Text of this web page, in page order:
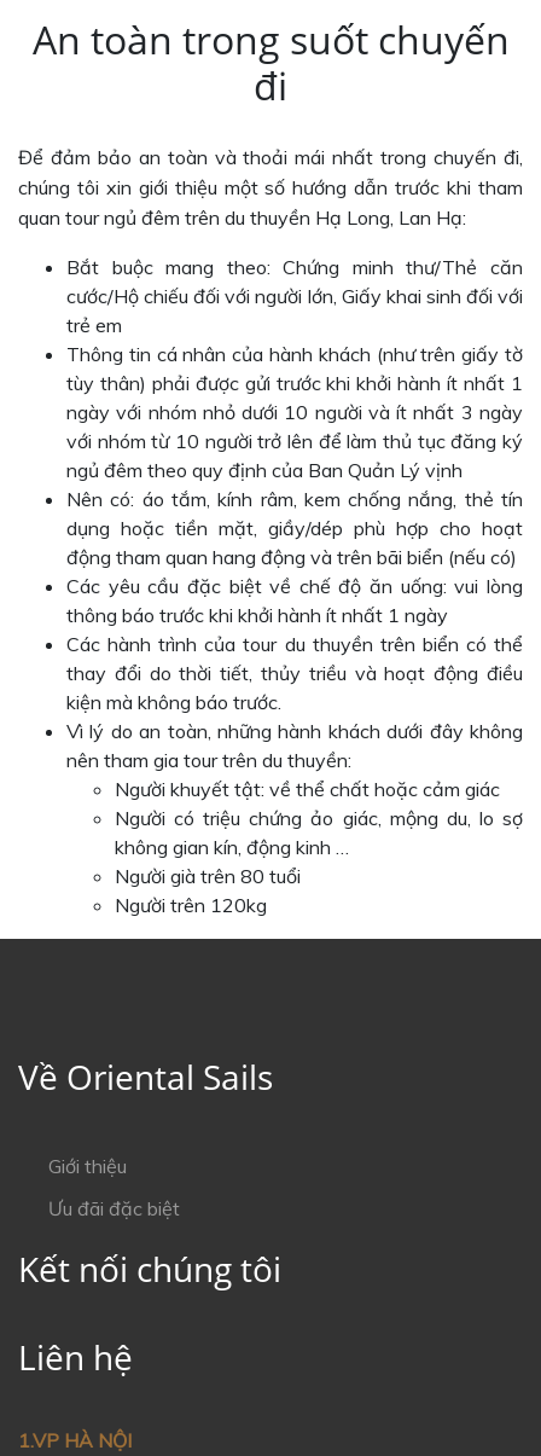
An toàn trong suốt chuyến
đi
Để đảm bảo an toàn và thoải mái nhất trong chuyến đi,
chúng tôi xin giới thiệu một số hướng dẫn trước khi tham
quan tour ngủ đêm trên du thuyền Hạ Long, Lan Hạ:
Bắt buộc mang theo: Chứng minh thư/Thẻ căn
cước/Hộ chiếu đối với người lớn, Giấy khai sinh đối với
trẻ em
Thông tin cá nhân của hành khách (như trên giấy tờ
tùy thân) phải được gửi trước khi khởi hành ít nhất 1
ngày với nhóm nhỏ dưới 10 người và ít nhất 3 ngày
với nhóm từ 10 người trở lên để làm thủ tục đăng ký
ngủ đêm theo quy định của Ban Quản Lý vịnh
Nên có: áo tắm, kính râm, kem chống nắng, thẻ tín
dụng hoặc tiền mặt, giầy/dép phù hợp cho hoạt
động tham quan hang động và trên bãi biển (nếu có)
Các yêu cầu đặc biệt về chế độ ăn uống: vui lòng
thông báo trước khi khởi hành ít nhất 1 ngày
Các hành trình của tour du thuyền trên biển có thể
thay đổi do thời tiết, thủy triều và hoạt động điều
kiện mà không báo trước.
Vì lý do an toàn, những hành khách dưới đây không
nên tham gia tour trên du thuyền:
Người khuyết tật: về thể chất hoặc cảm giác
Người có triệu chứng ảo giác, mộng du, lo sợ
không gian kín, động kinh …
Người già trên 80 tuổi
Người trên 120kg
Về Oriental Sails
Giới thiệu
Ưu đãi đặc biệt
Kết nối chúng tôi
Liên hệ
1.VP HÀ NỘI